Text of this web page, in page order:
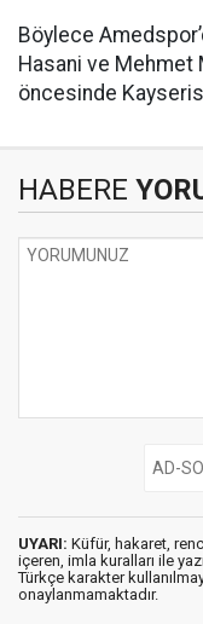
Böylece
Hasani ve Mehmet
öncesinde
HABERE
UYARI: Küfür, hakaret,
içeren, imla kuralları ile
Türkçe karakter
onaylanmamaktadır.